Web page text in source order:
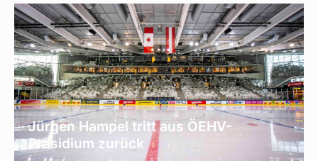
Jürgen Hampel tritt aus ÖEHV-
Präsidium zurück